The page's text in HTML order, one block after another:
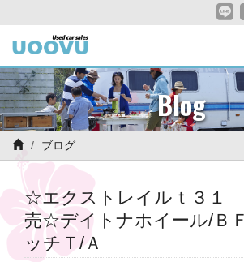
Blog
ブログ
☆エクストレイルｔ３１
売☆デイトナホイール/Ｂ
ッチＴ/Ａ